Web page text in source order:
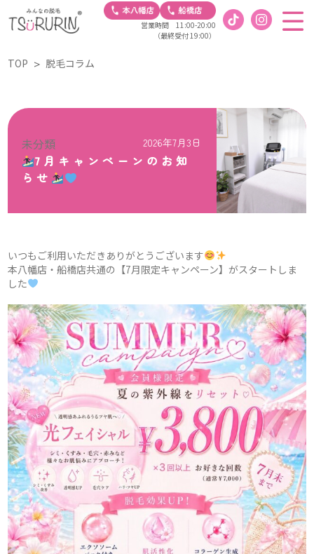
営業時間 11:00-20:00
（最終受付 19:00）
TOP 脱毛コラム
未分類 2026年7月3日
7月キャンペーンのお知
らせ
いつもご利用いただきありがとうございます
本八幡店・船橋店共通の【7月限定キャンペーン】がスタートしま
した